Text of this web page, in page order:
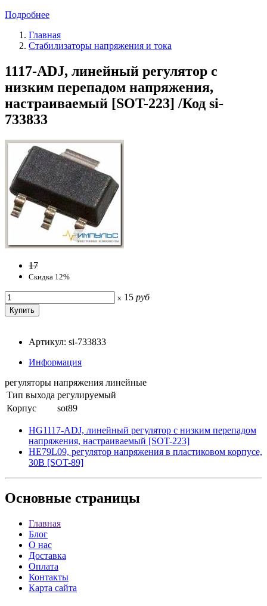
Подробнее
Главная
Стабилизаторы напряжения и тока
1117-ADJ, линейный регулятор с
низким перепадом напряжения,
настраиваемый [SOT-223] /Код si-
733833
17
Скидка 12%
x 15 руб
Артикул: si-733833
Информация
регуляторы напряжения линейные
Тип выхода регулируемый
Корпус
sot89
HG1117-ADJ, линейный регулятор с низким перепадом
напряжения, настраиваемый [SOT-223]
HE79L09, регулятор напряжения в пластиковом корпусе,
30В [SOT-89]
Основные страницы
Главная
Блог
О нас
Доставка
Оплата
Контакты
Карта сайта